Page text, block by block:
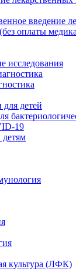
введение
оплаты
исследования
детей
19
культура (ЛФК)